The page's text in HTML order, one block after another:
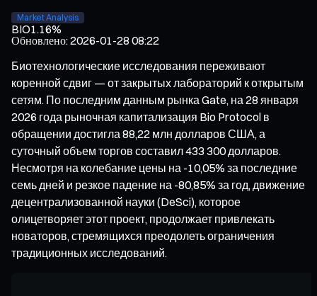
Market Analysis
BIO1.16%
Обновлено:2026-01-28 08:22
Биотехнологические исследования переживают
коренной сдвиг — от закрытых лабораторий к открытым
сетям. По последним данным рынка Gate, на 28 января
2026 года рыночная капитализация Bio Protocol в
обращении достигла 88,22 млн долларов США, а
суточный объем торгов составил 433 300 долларов.
Несмотря на колебание цены на -10,05% за последние
семь дней и резкое падение на -80,85% за год, движение
децентрализованной науки (DeSci), которое
олицетворяет этот проект, продолжает привлекать
новаторов, стремящихся преодолеть ограничения
традиционных исследований.